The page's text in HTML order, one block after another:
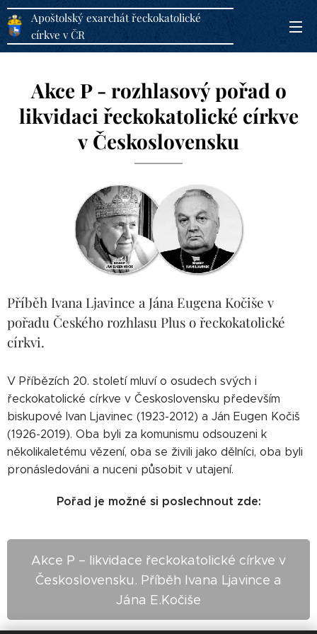
Apoštolský exarchát řeckokatolické
církve v ČR
Akce P - rozhlasový pořad o
likvidaci řeckokatolické církve
v Československu
Příběh Ivana Ljavince a Jána Eugena Kočiše v
pořadu Českého rozhlasu Plus o řeckokatolické
církvi.
V Příbězích 20. století mluví o osudech svých i
řeckokatolické církve v Československu především
biskupové Ivan Ljavinec (1923-2012) a Ján Eugen Kočiš
(1926-2019). Oba byli za komunismu odsouzeni k
několikaletému vězení, oba se živili jako dělníci, oba byli
pronásledováni a nuceni působit v utajení.
Pořad je možné si poslechnout zde:
Akce P – likvidace řeckokatolické církve v
Československu. Příběh Ivana Ljavince a
Jána E.Kočiše